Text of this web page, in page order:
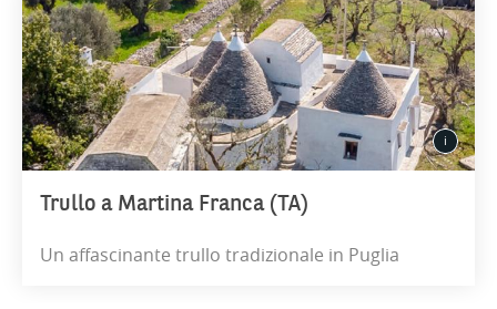
Trullo a Martina Franca (TA)
Un affascinante trullo tradizionale in Puglia